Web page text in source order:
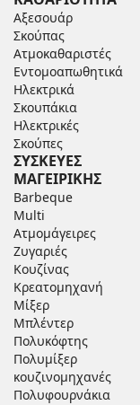
Αξεσουάρ
Σκούπας
Ατμοκαθαριστές
Εντομοαπωθητικά
Ηλεκτρικά
Σκουπάκια
Ηλεκτρικές
Σκούπες
ΣΥΣΚΕΥΕΣ
ΜΑΓΕΙΡΙΚΗΣ
Barbeque
Multi
Ατμομάγειρες
Ζυγαριές
Κουζίνας
Κρεατομηχανή
Μίξερ
Μπλέντερ
Πολυκόφτης
Πολυμίξερ
κουζινομηχανές
Πολυφουρνάκια